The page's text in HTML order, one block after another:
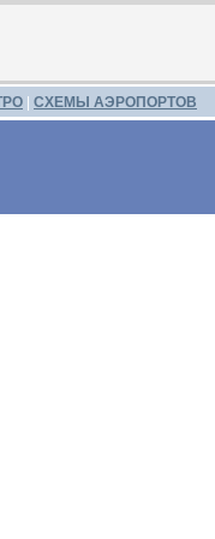
СХЕМЫ АЭРОПОРТОВ